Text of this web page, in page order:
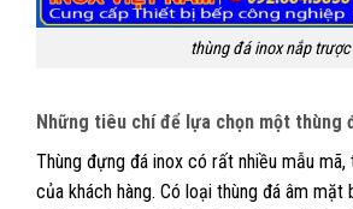
thùng đá inox nắp trược
Những tiêu chí để lựa chọn một thùng
Thùng đựng đá inox có rất nhiều mẫu
của khách hàng. Có loại thùng đá âm mặt